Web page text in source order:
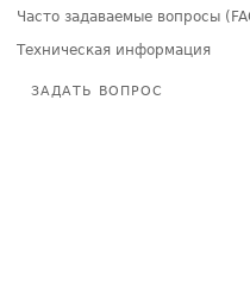
Часто задаваемые вопросы
Техническая информация
ЗАДАТЬ ВОПРОС